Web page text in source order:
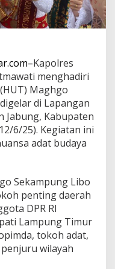
i
r
T
M
a
g
h
g
o
S
m
p
u
n
g
L
i
Kapolres
menghadiri
Maghgo
di Lapangan
Jabung, Kabupaten
6/25). Kegiatan ini
adat budaya
Sekampung Libo
penting daerah
DPR RI
Lampung Timur
tokoh adat,
wilayah